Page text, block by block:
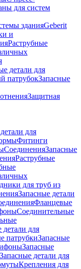
для систем
зданияGeberit
и
Раструбные
детали для
патрубокЗапасные
Защитная
для
Фитинги
СоединенияЗапасные
Раструбные
для труб из
Запасные детали
Фланцевые
Соединительные
детали для
патрубкиЗапасные
Запасные
Запасные детали для
Крепления для